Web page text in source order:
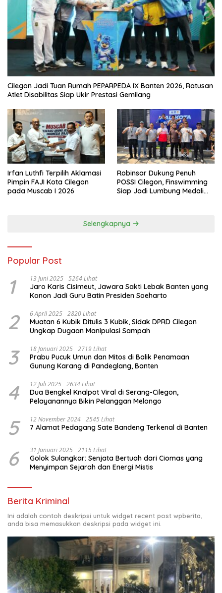
Cilegon Jadi Tuan Rumah PEPARPEDA IX Banten 2026, Ratusan
Atlet Disabilitas Siap Ukir Prestasi Gemilang
Irfan Luthfi Terpilih Aklamasi
Pimpin FAJI Kota Cilegon
pada Muscab I 2026
Robinsar Dukung Penuh
POSSI Cilegon, Finswimming
Siap Jadi Lumbung Medali
Selengkapnya
Popular Post
1 13 Juni 2025 5264 Lihat
Jaro Karis Cisimeut, Jawara Sakti Lebak Banten yang
Konon Jadi Guru Batin Presiden Soeharto
2 6 April 2025 2820 Lihat
Muatan 6 Kubik Ditulis 3 Kubik, Sidak DPRD Cilegon
Ungkap Dugaan Manipulasi Sampah
3 18 Januari 2025 2719 Lihat
Prabu Pucuk Umun dan Mitos di Balik Penamaan
Gunung Karang di Pandeglang, Banten
4 12 Juli 2025 2634 Lihat
Dua Bengkel Knalpot Viral di Serang-Cilegon,
Pelayanannya Bikin Pelanggan Melongo
5 12 November 2024 2545 Lihat
7 Alamat Pedagang Sate Bandeng Terkenal di Banten
6 31 Januari 2025 2115 Lihat
Golok Sulangkar: Senjata Bertuah dari Ciomas yang
Menyimpan Sejarah dan Energi Mistis
Berita Kriminal
Ini adalah contoh deskripsi untuk widget recent post wpberita,
anda bisa memasukkan deskripsi pada widget ini.